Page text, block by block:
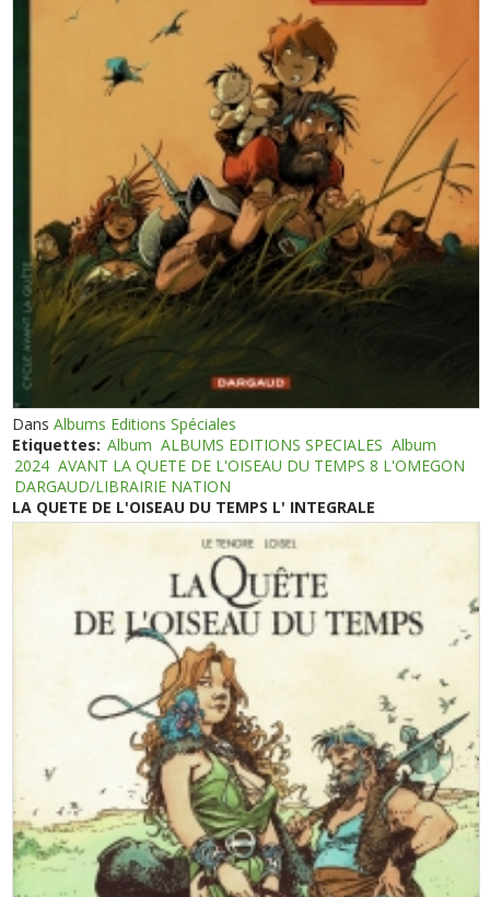
DansAlbums Editions Spéciales
Etiquettes: Album ALBUMS EDITIONS SPECIALES Album
2024 AVANT LA QUETE DE L'OISEAU DU TEMPS 8 L'OMEGON
DARGAUD/LIBRAIRIE NATION
LA QUETE DE L'OISEAU DU TEMPS L' INTEGRALE